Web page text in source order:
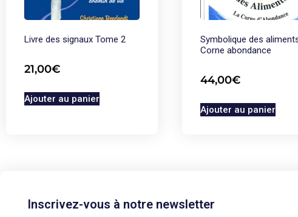
Livre des signaux Tome 2
21,00€
Ajouter au panier
Symbolique des
Corne abondance
44,00€
Ajouter au panier
Inscrivez-vous à notre newsletter